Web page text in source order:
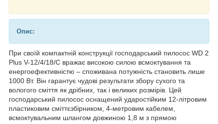
Опис:
При своїй компактній конструкції господарський пилосос WD 2
Plus V-12/4/18/C вражає високою силою всмоктування та
енергоефективністю – споживана потужність становить лише
1000 Вт. Він гарантує чудові результати збору сухого та
вологого сміття як дрібних, так і великих розмірів. Цей
господарський пилосос оснащений ударостійким 12-літровим
пластиковим сміттєзбірником, 4-метровим кабелем,
всмоктувальним шлангом довжиною 1,8 м з прямою